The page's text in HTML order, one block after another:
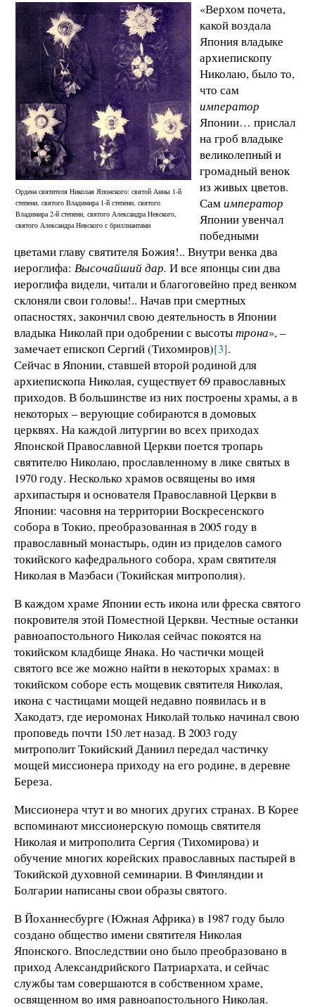
Ордена святителя Николая Японского: святой Анны 1-й
степени, святого Владимира 1-й степени, святого
Владимира 2-й степени, святого Александра Невского,
святого Александра Невского с бриллиантами
«Верхом почета,
какой воздала
Япония владыке
архиепископу
Николаю, было то,
что сам
император
Японии… прислал
на гроб владыке
великолепный и
громадный венок
из живых цветов.
Самимператор
Японии увенчал
победными
цветами главу святителя Божия!.. Внутри венка два
иероглифа: Высочайший дар. И все японцы сии два
иероглифа видели, читали и благоговейно пред венком
склоняли свои головы!.. Начав при смертных
опасностях, закончил свою деятельность в Японии
владыка Николай при одобрении с высотытрона», –
замечает епископ Сергий (Тихомиров)[3].
Сейчас в Японии, ставшей второй родиной для
архиепископа Николая, существует 69 православных
приходов. В большинстве из них построены храмы, а в
некоторых – верующие собираются в домовых
церквях. На каждой литургии во всех приходах
Японской Православной Церкви поется тропарь
святителю Николаю, прославленному в лике святых в
1970 году. Несколько храмов освящены во имя
архипастыря и основателя Православной Церкви в
Японии: часовня на территории Воскресенского
собора в Токио, преобразованная в 2005 году в
православный монастырь, один из приделов самого
токийского кафедрального собора, храм святителя
Николая в Маэбаси (Токийская митрополия).
В каждом храме Японии есть икона или фреска святого
покровителя этой Поместной Церкви. Честные останки
равноапостольного Николая сейчас покоятся на
токийском кладбище Янака. Но частички мощей
святого все же можно найти в некоторых храмах: в
токийском соборе есть мощевик святителя Николая,
икона с частицами мощей недавно появилась и в
Хакодатэ, где иеромонах Николай только начинал свою
проповедь почти 150 лет назад. В 2003 году
митрополит Токийский Даниил передал частичку
мощей миссионера приходу на его родине, в деревне
Береза.
Миссионера чтут и во многих других странах. В Корее
вспоминают миссионерскую помощь святителя
Николая и митрополита Сергия (Тихомирова) и
обучение многих корейских православных пастырей в
Токийской духовной семинарии. В Финляндии и
Болгарии написаны свои образы святого.
В Йоханнесбурге (Южная Африка) в 1987 году было
создано общество имени святителя Николая
Японского. Впоследствии оно было преобразовано в
приход Александрийского Патриархата, и сейчас
службы там совершаются в собственном храме,
освященном во имя равноапостольного Николая.